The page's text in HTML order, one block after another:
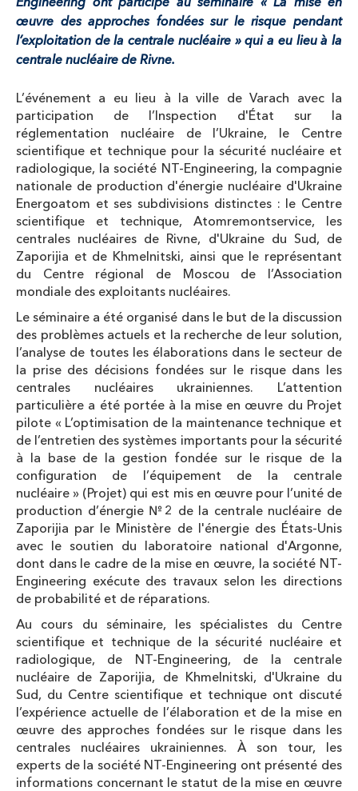
œuvre des approches fondées sur le risque pendant
l’exploitation de la centrale nucléaire » qui a eu lieu à la
centrale nucléaire de Rivne.
L’événement a eu lieu à la ville de Varach avec la
participation de l’Inspection d'État sur la
réglementation nucléaire de l’Ukraine, le Centre
scientifique et technique pour la sécurité nucléaire et
radiologique, la société NT-Engineering, la compagnie
nationale de production d'énergie nucléaire d'Ukraine
Energoatom et ses subdivisions distinctes : le Centre
scientifique et technique, Atomremontservice, les
centrales nucléaires de Rivne, d'Ukraine du Sud, de
Zaporijia et de Khmelnitski, ainsi que le représentant
du Centre régional de Moscou de l’Association
mondiale des exploitants nucléaires.
Le séminaire a été organisé dans le but de la discussion
des problèmes actuels et la recherche de leur solution,
l’analyse de toutes les élaborations dans le secteur de
la prise des décisions fondées sur le risque dans les
centrales nucléaires ukrainiennes. L’attention
particulière a été portée à la mise en œuvre du Projet
pilote « L’optimisation de la maintenance technique et
de l’entretien des systèmes importants pour la sécurité
à la base de la gestion fondée sur le risque de la
configuration de l’équipement de la centrale
nucléaire » (Projet) qui est mis en œuvre pour l’unité de
production d’énergie №2 de la centrale nucléaire de
Zaporijia par le Ministère de l'énergie des États-Unis
avec le soutien du laboratoire national d'Argonne,
dont dans le cadre de la mise en œuvre, la société NT-
Engineering exécute des travaux selon les directions
de probabilité et de réparations.
Au cours du séminaire, les spécialistes du Centre
scientifique et technique de la sécurité nucléaire et
radiologique, de NT-Engineering, de la centrale
nucléaire de Zaporijia, de Khmelnitski, d'Ukraine du
Sud, du Centre scientifique et technique ont discuté
l’expérience actuelle de l’élaboration et de la mise en
œuvre des approches fondées sur le risque dans les
centrales nucléaires ukrainiennes. À son tour, les
experts de la société NT-Engineering ont présenté des
informations concernant le statut de la mise en œuvre